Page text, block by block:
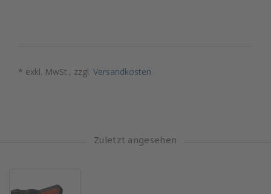
* exkl. MwSt., zzgl. Versandkosten
Zuletzt angesehen